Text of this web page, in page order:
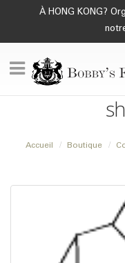
À HONG KONG?
Accueil Boutique